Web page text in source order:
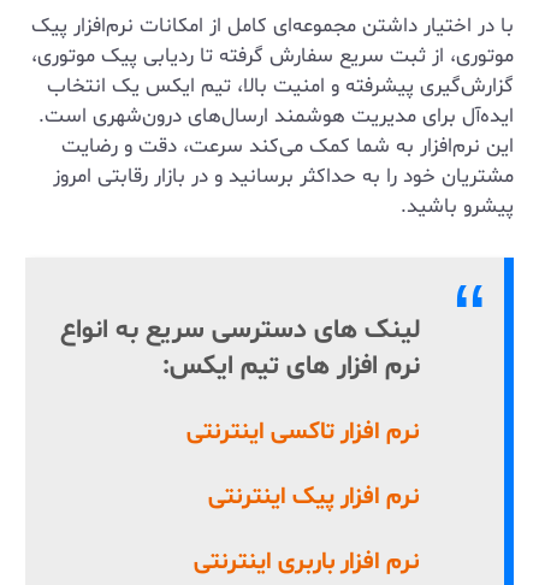
با در اختیار داشتن مجموعه‌ای کامل از امکانات نرم‌افزار پیک
موتوری، از ثبت سریع سفارش گرفته تا ردیابی پیک موتوری،
گزارش‌گیری پیشرفته و امنیت بالا، تیم ایکس یک انتخاب
ایده‌آل برای مدیریت هوشمند ارسال‌های درون‌شهری است.
این نرم‌افزار به شما کمک می‌کند سرعت، دقت و رضایت
مشتریان خود را به حداکثر برسانید و در بازار رقابتی امروز
پیشرو باشید.
لینک های دسترسی سریع به انواع
نرم افزار های تیم ایکس:
نرم افزار تاکسی اینترنتی
نرم افزار پیک اینترنتی
نرم افزار باربری اینترنتی